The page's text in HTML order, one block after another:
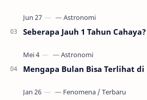
Seberapa Jauh 1 Tahun Cahaya?
Mengapa Bulan Bisa Terlihat